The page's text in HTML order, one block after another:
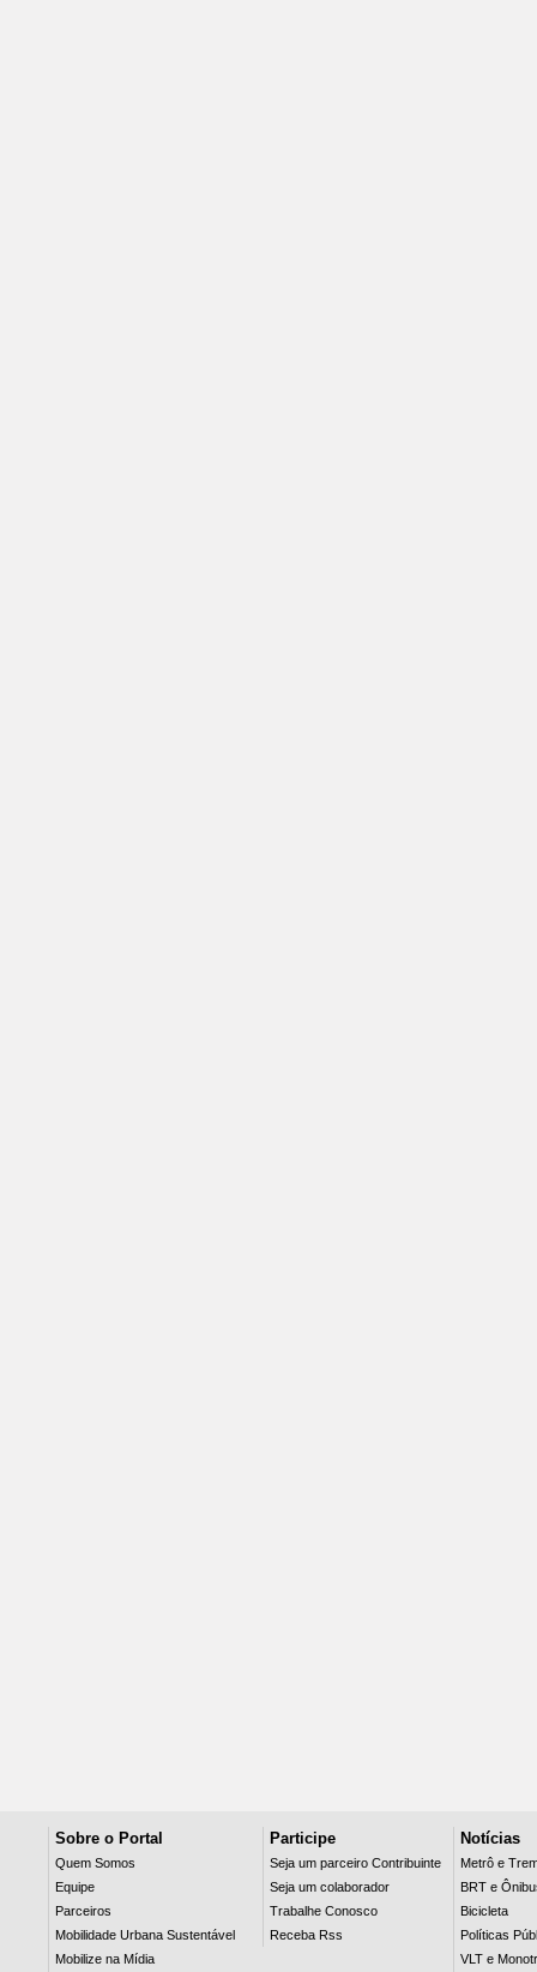
Sobre o Portal
Quem Somos
Equipe
Parceiros
Mobilidade Urbana Sustentável
Mobilize na Mídia
Participe
Seja um parceiro Contribuinte
Seja um colaborador
Trabalhe Conosco
Receba Rss
Notícias
Metrô e
BRT e
Bicicleta
Políticas
VLT e